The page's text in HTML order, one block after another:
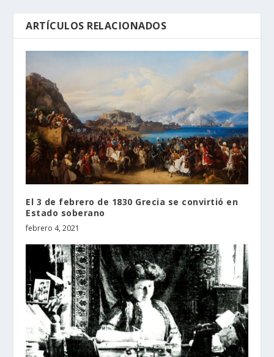
ARTÍCULOS RELACIONADOS
El 3 de febrero de 1830 Grecia se convirtió en
Estado soberano
febrero 4, 2021